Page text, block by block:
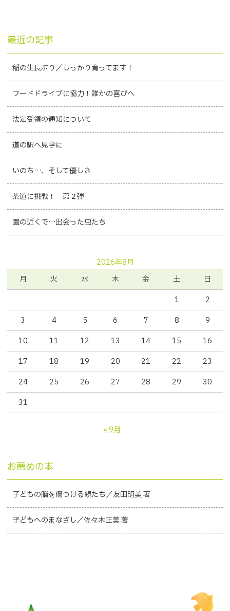
最近の記事
稲の生長ぶり／しっかり育ってます！
フードドライブに協力！誰かの喜びへ
法定受領の通知について
道の駅へ見学に
いのち…、そして優しさ
茶道に挑戦！ 第２弾
園の近くで…出会った虫たち
2026年8月
月
火 水 木 金 土
日
1
2
3
4 5 6 7 8
9
10
11 12 13 14 15
16
17
18 19 20 21 22
23
24
25 26 27 28 29
30
31
« 9月
お薦めの本
子どもの脳を傷つける親たち／友田明美 著
子どもへのまなざし／佐々木正美 著